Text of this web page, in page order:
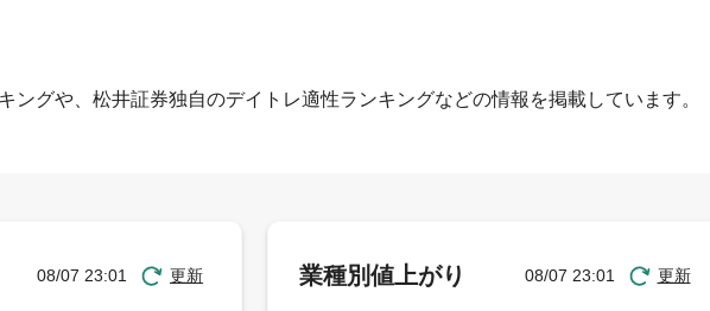
ングや、松井証券独自のデイトレ適性ランキングなどの情報を掲載しています。